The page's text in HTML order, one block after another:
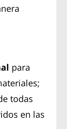
para
todas
en las